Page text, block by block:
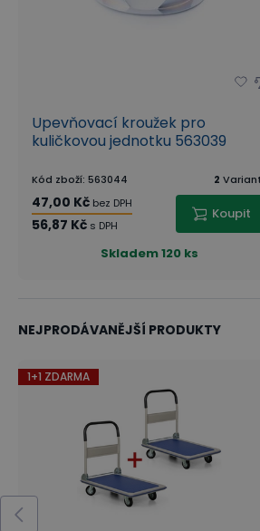
Upevňovací kroužek pro
kuličkovou jednotku 563039
Kód zboží: 563044 2
47,00 Kč bez DPH
56,87 Kč s DPH
Koupit
Skladem120 ks
NEJPRODÁVANĚJŠÍ PRODUKTY
1+1 ZDARMA